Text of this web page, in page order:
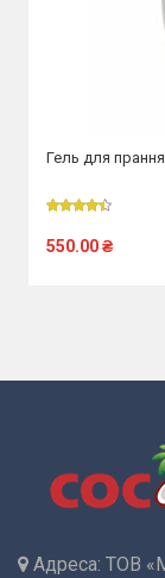
Гель для
550.00₴
Адреса: ТОВ